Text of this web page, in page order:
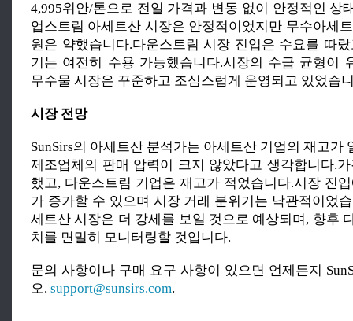
4,995위안/톤으로 전일 가격과 변동 없이 안정적인 상
업스트림 아세트산 시장은 안정적이었지만 무수아세
원은 약했습니다.다운스트림 시장 진입은 수요를 따
기는 여전히 수용 가능했습니다.시장의 수급 균형이
무수물 시장은 꾸준하고 조심스럽게 운영되고 있었습
시장 전망
SunSirs의 아세트산 분석가는 아세트산 기업의 재고가
제조업체의 판매 압력이 크지 않았다고 생각합니다.
했고, 다운스트림 기업은 재고가 적었습니다.시장 진
가 증가할 수 있으며 시장 거래 분위기는 낙관적이었
세트산 시장은 더 강세를 보일 것으로 예상되며, 향후
치를 면밀히 모니터링할 것입니다.
문의 사항이나 구매 요구 사항이 있으면 언제든지
오. support@sunsirs.com.